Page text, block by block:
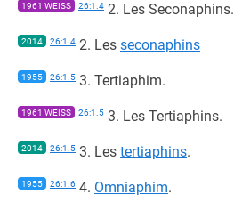
1961 WEISS 26:1.4 2. Les Seconaphins.
2014 26:1.4 2. Les seconaphins
1955 26:1.5 3. Tertiaphim.
1961 WEISS 26:1.5 3. Les Tertiaphins.
2014 26:1.5 3. Les tertiaphins.
1955 26:1.6 4. Omniaphim.